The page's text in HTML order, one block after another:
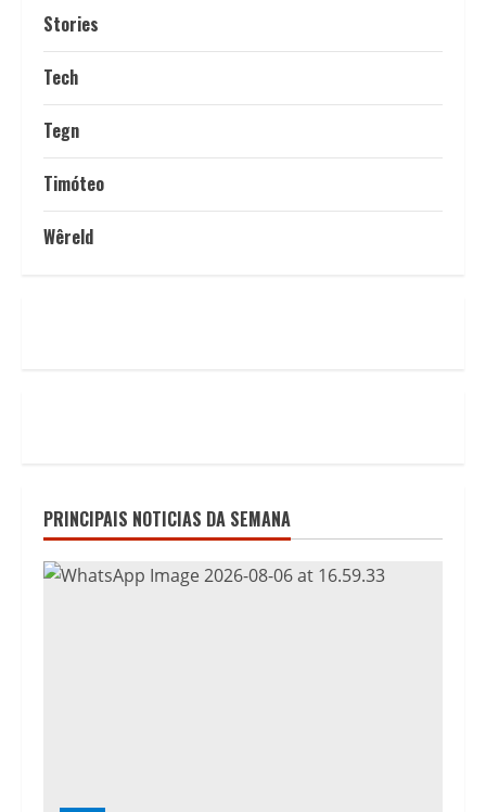
Stories
Tech
Tegn
Timóteo
Wêreld
PRINCIPAIS NOTICIAS DA SEMANA